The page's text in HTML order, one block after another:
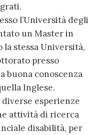
l’Università degli
un Master in
stessa Università,
presso
buona conoscenza
Inglese.
esperienze
attività di ricerca
disabilità, per